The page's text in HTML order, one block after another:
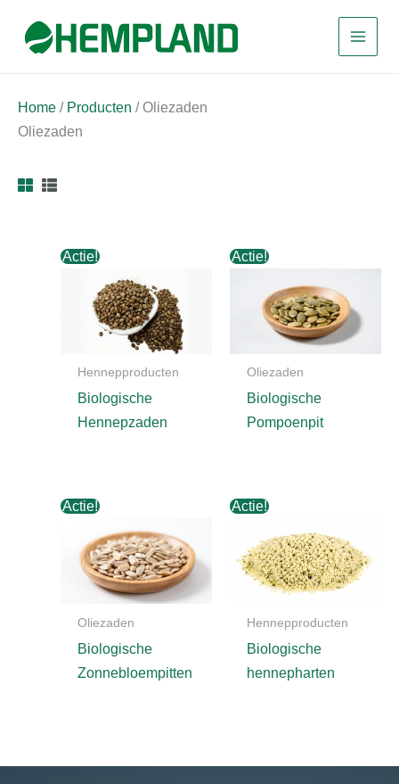
naar
Home / Producten / Oliezaden
Oliezaden
Actie!
Hennepproducten
Biologische
Hennepzaden
Actie!
Oliezaden
Biologische
Pompoenpit
Actie!
Oliezaden
Biologische
Zonnebloempitten
Actie!
Hennepproducten
Biologische
hennepharten